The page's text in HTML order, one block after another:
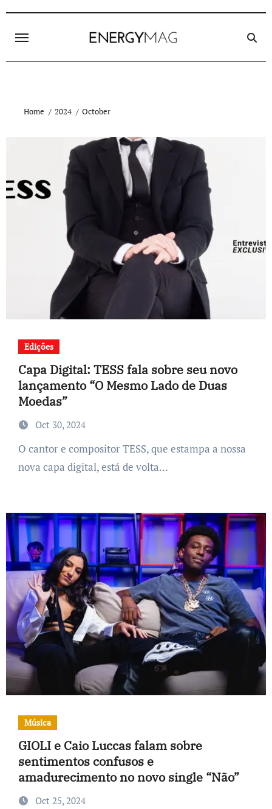
content
Home 2024 October
Edições
Capa Digital: TESS fala sobre seu novo
lançamento “O Mesmo Lado de Duas
Moedas”
Oct 30, 2024
O cantor e compositor TESS, que estampa a nossa
nova capa digital, está de volta...
Música
GIOLI e Caio Luccas falam sobre
sentimentos confusos e
amadurecimento no novo single “Não”
Oct 25, 2024